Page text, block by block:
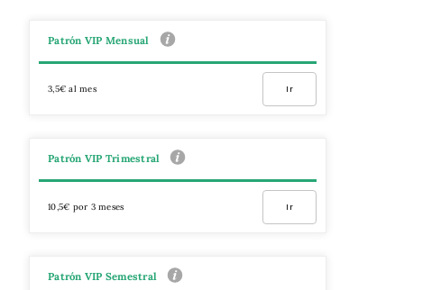
Patrón VIP Mensual
3,5€ al mes Ir
Patrón VIP Trimestral
10,5€ por 3 meses Ir
Patrón VIP Semestral